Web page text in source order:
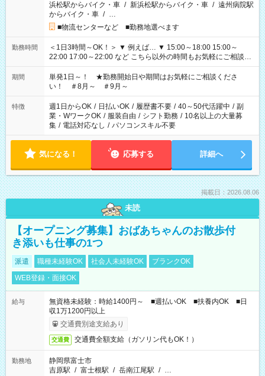
浜松駅からバイク・車 / 新浜松駅からバイク・車 / 遠州病院駅
からバイク・車 / …
■物流センターなど ■勤務地選べます
勤務時間
＜1日3時間～OK！＞ ▼ 例えば… ▼ 15:00～18:00 15:00～
22:00 17:00～22:00 など こちら以外の時間もお気軽にご相談く
ださい！
期間
単発1日～！ ★勤務開始日や期間はお気軽にご相談くださ
い！ ＃8月～ ＃9月～
特徴 週1日からOK / 日払いOK / 履歴書不要 / 40～50代活躍中 / 副
業・WワークOK / 服装自由 / シフト勤務 / 10名以上の大量募
集 / 電話対応なし / パソコンスキル不要
気になる！ 応募する 詳細へ
掲載日：2026.08.06
未読
【オープニング募集】おばあちゃんのお散歩付
き添いも仕事の1つ
派遣 職種未経験OK 社会人未経験OK
ブランクOK
WEB登録・面接OK
給与
無資格未経験：時給1400円～ ■週払いOK ■扶養内OK ■日
収1万1200円以上
交通費別途支給あり
交通費 交通費全額支給（ガソリン代もOK！）
勤務地
静岡県富士市
吉原駅 / 富士根駅 / 岳南江尾駅 / …